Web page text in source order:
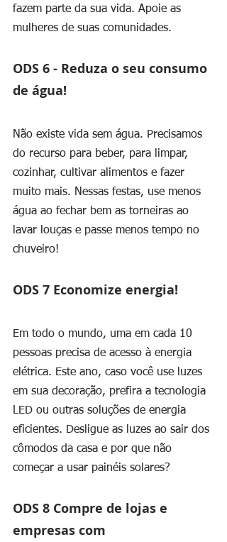
fazem parte da sua vida. Apoie as
mulheres de suas comunidades.
ODS 6 - Reduza o seu consumo
de água!
Não existe vida sem água. Precisamos
do recurso para beber, para limpar,
cozinhar, cultivar alimentos e fazer
muito mais. Nessas festas, use menos
água ao fechar bem as torneiras ao
lavar louças e passe menos tempo no
chuveiro!
ODS 7 Economize energia!
Em todo o mundo, uma em cada 10
pessoas precisa de acesso à energia
elétrica. Este ano, caso você use luzes
em sua decoração, prefira a tecnologia
LED ou outras soluções de energia
eficientes. Desligue as luzes ao sair dos
cômodos da casa e por que não
começar a usar painéis solares?
ODS 8 Compre de lojas e
empresas com